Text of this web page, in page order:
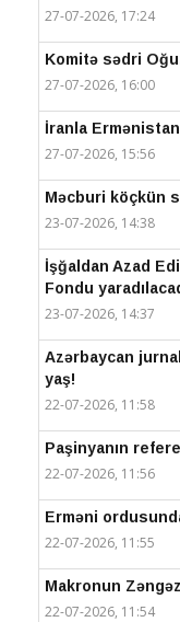
27-07-2026, 17:24
Komitə sədri
27-07-2026, 16:00
İranla
27-07-2026, 15:56
Məcburi köçkün
23-07-2026, 14:38
İşğaldan Azad
Fondu
23-07-2026, 14:37
Azərbaycan
yaş!
22-07-2026, 11:58
Paşinyanın
22-07-2026, 11:56
Erməni
22-07-2026, 11:55
Makronun
22-07-2026, 11:54